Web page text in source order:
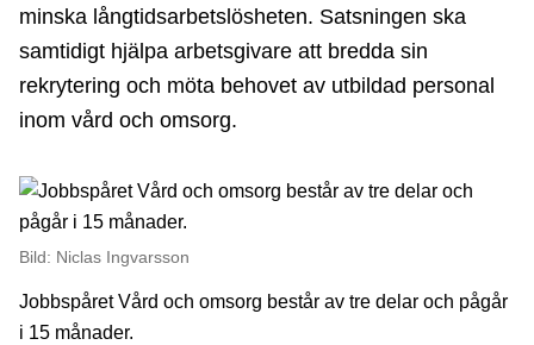
minska långtidsarbetslösheten. Satsningen ska
samtidigt hjälpa arbetsgivare att bredda sin
rekrytering och möta behovet av utbildad personal
inom vård och omsorg.
Bild: Niclas Ingvarsson
Jobbspåret Vård och omsorg består av tre delar och pågår
i 15 månader.